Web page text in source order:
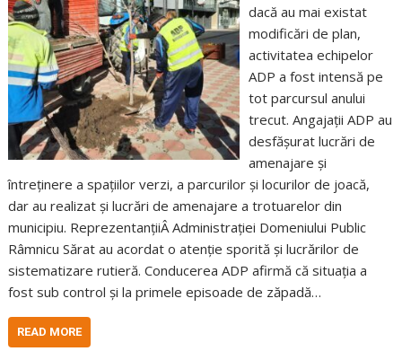
dacă au mai existat
modificări de plan,
activitatea echipelor
ADP a fost intensă pe
tot parcursul anului
trecut. Angajații ADP au
desfășurat lucrări de
amenajare și
întreținere a spațiilor verzi, a parcurilor și locurilor de joacă,
dar au realizat și lucrări de amenajare a trotuarelor din
municipiu. ReprezentanțiiÂ Administrației Domeniului Public
Râmnicu Sărat au acordat o atenție sporită și lucrărilor de
sistematizare rutieră. Conducerea ADP afirmă că situația a
fost sub control și la primele episoade de zăpadă…
READ MORE